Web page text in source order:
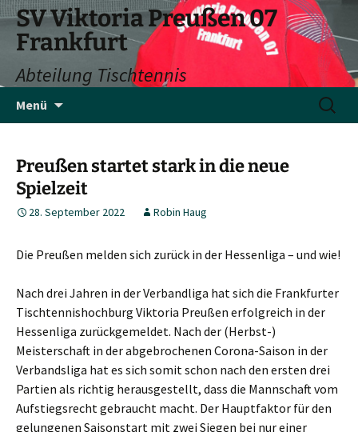
SV Viktoria Preußen 07
Frankfurt
Abteilung Tischtennis
Menü
Suchen
nach:
Preußen startet stark in die neue
Spielzeit
28. September 2022 Robin Haug
Die Preußen melden sich zurück in der Hessenliga – und wie!
Nach drei Jahren in der Verbandliga hat sich die Frankfurter
Tischtennishochburg Viktoria Preußen erfolgreich in der
Hessenliga zurückgemeldet. Nach der (Herbst-)
Meisterschaft in der abgebrochenen Corona-Saison in der
Verbandsliga hat es sich somit schon nach den ersten drei
Partien als richtig herausgestellt, dass die Mannschaft vom
Aufstiegsrecht gebraucht macht. Der Hauptfaktor für den
gelungenen Saisonstart mit zwei Siegen bei nur einer